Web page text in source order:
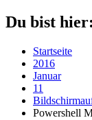
Du bist hier:
Startseite
2016
Januar
11
Powershell